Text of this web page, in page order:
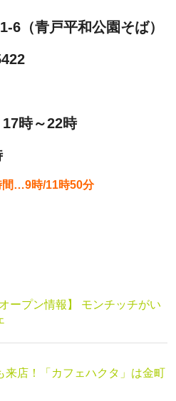
6（青戸平和公園そば）
17時～22時
…9時/11時50分
ープン情報】 モンチッチがい
来店！「カフェハクタ」は金町